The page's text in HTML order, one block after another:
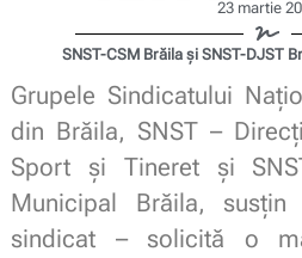
23 martie
SNST-CSM Brăila și SNST-DJST
Grupele Sindicatului
din Brăila, SNST –
Sport și Tineret și
Municipal Brăila,
sindicat – solicită o